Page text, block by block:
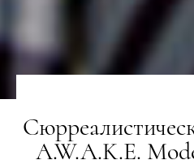
A.W.A.K.E.